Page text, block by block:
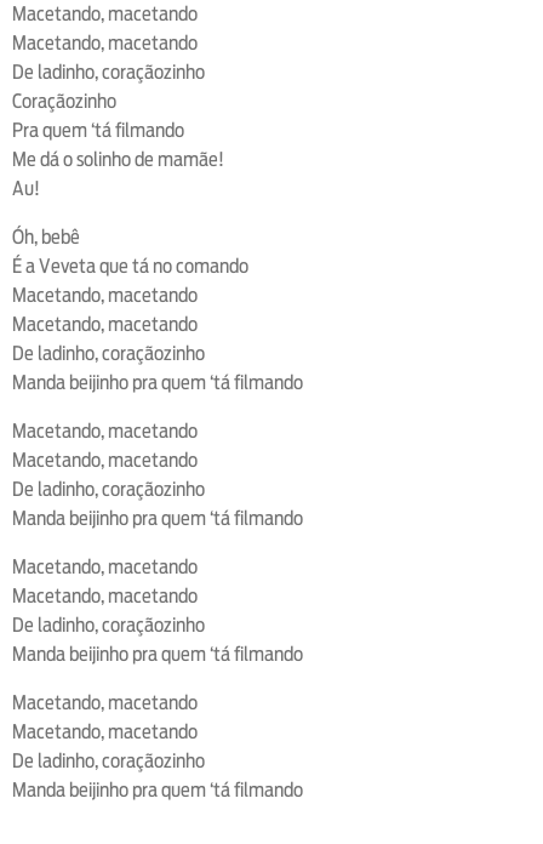
Macetando, macetando
Macetando, macetando
De ladinho, coraçãozinho
Coraçãozinho
Pra quem ‘tá filmando
Me dá o solinho de mamãe!
Au!
Óh, bebê
É a Veveta que tá no comando
Macetando, macetando
Macetando, macetando
De ladinho, coraçãozinho
Manda beijinho pra quem ‘tá filmando
Macetando, macetando
Macetando, macetando
De ladinho, coraçãozinho
Manda beijinho pra quem ‘tá filmando
Macetando, macetando
Macetando, macetando
De ladinho, coraçãozinho
Manda beijinho pra quem ‘tá filmando
Macetando, macetando
Macetando, macetando
De ladinho, coraçãozinho
Manda beijinho pra quem ‘tá filmando